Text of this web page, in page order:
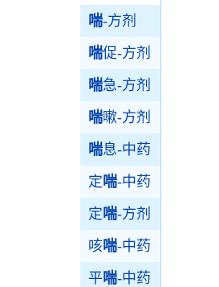
喘-方剂
喘促-方剂
喘急-方剂
喘嗽-方剂
喘息-中药
定喘-中药
定喘-方剂
咳喘-中药
平喘-中药